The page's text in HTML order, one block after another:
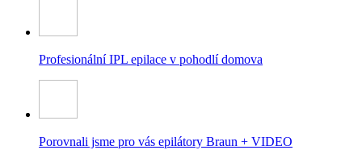
Profesionální IPL epilace v pohodlí domova
Porovnali jsme pro vás epilátory Braun + VIDEO